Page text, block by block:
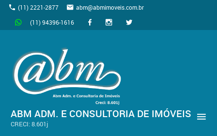
(11) 2221-2877
abm@abmimoveis.com.br
(11) 94396-1616
ABM ADM. E CONSULTORIA DE IMÓVEIS
CRECI: 8.601j